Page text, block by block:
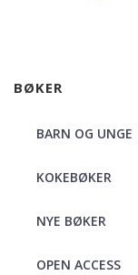
BØKER
BARN OG UNGE
KOKEBØKER
NYE BØKER
OPEN ACCESS